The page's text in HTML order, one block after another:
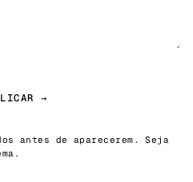
→
antes de aparecerem. Seja